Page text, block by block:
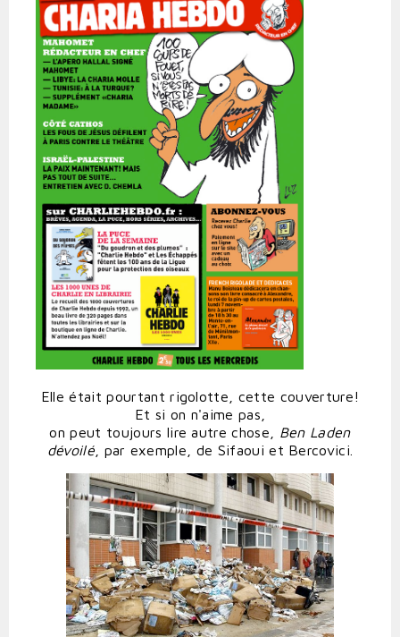
Elle était pourtant rigolotte, cette couverture!
Et si on n'aime pas,
on peut toujours lire autre chose, Ben Laden
dévoilé, par exemple, de Sifaoui et Bercovici.